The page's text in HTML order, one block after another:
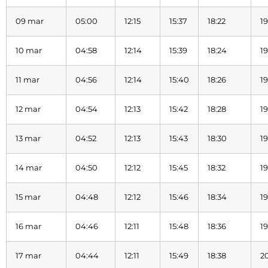
09 mar 05:00 12:15 15:37 18:22
10 mar 04:58 12:14 15:39 18:24
11 mar 04:56 12:14 15:40 18:26
12 mar 04:54 12:13 15:42 18:28
13 mar 04:52 12:13 15:43 18:30
14 mar 04:50 12:12 15:45 18:32
15 mar 04:48 12:12 15:46 18:34
16 mar 04:46 12:11 15:48 18:36
17 mar 04:44 12:11 15:49 18:38